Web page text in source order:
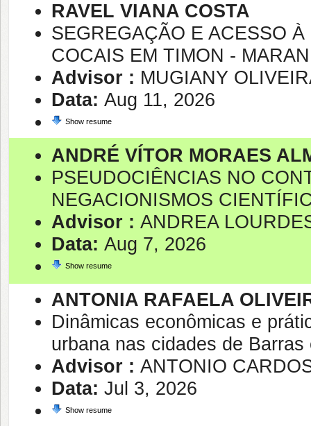
RAVEL VIANA COSTA
SEGREGAÇÃO E ACESSO
COCAIS EM TIMON -
Advisor : MUGIANY
Data: Aug 11, 2026
Show resume
ANDRÉ VÍTOR MORAES
PSEUDOCIÊNCIAS NO
NEGACIONISMOS
Advisor : ANDREA
Data: Aug 7, 2026
Show resume
ANTONIA RAFAELA
Dinâmicas econômicas e
urbana nas cidades de
Advisor : ANTONIO
Data: Jul 3, 2026
Show resume